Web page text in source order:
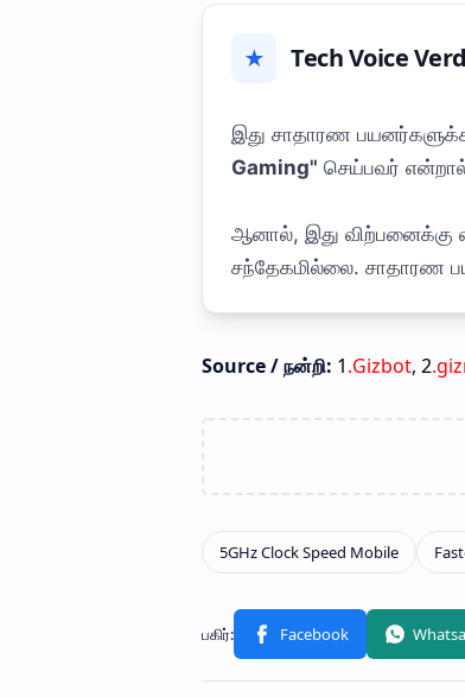
★ Tech Voice
இது சாதாரண
Gaming" செய்பவர்
ஆனால், இது விற்பனைக்கு
சந்தேகமில்லை. சாதாரண
Source / நன்றி: 1.Gizbot, 2